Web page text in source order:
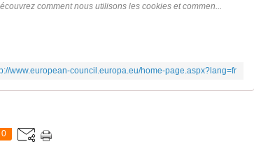
comment nous utilisons les cookies et commen...
www.european-council.europa.eu/home-page.aspx?lang=fr
0